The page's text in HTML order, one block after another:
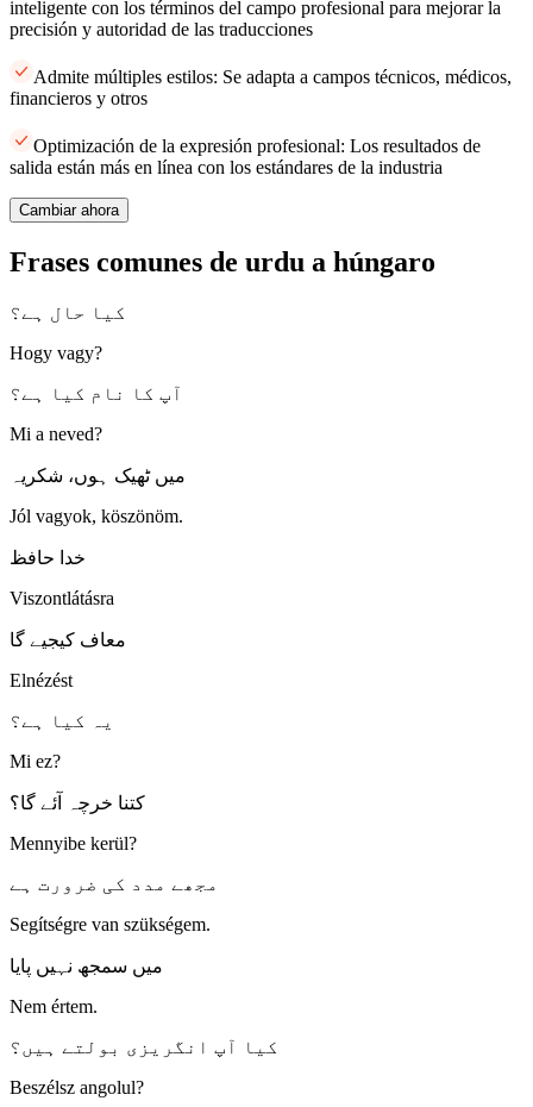
inteligente con los términos del campo profesional para mejorar la
precisión y autoridad de las traducciones
Admite múltiples estilos: Se adapta a campos técnicos, médicos,
financieros y otros
Optimización de la expresión profesional: Los resultados de
salida están más en línea con los estándares de la industria
Cambiar ahora
Frases comunes de urdu a húngaro
کیا حال ہے؟
Hogy vagy?
آپ کا نام کیا ہے؟
Mi a neved?
میں ٹھیک ہوں، شکریہ
Jól vagyok, köszönöm.
خدا حافظ
Viszontlátásra
معاف کیجیے گا
Elnézést
یہ کیا ہے؟
Mi ez?
کتنا خرچہ آئے گا؟
Mennyibe kerül?
مجھے مدد کی ضرورت ہے
Segítségre van szükségem.
میں سمجھ نہیں پایا
Nem értem.
کیا آپ انگریزی بولتے ہیں؟
Beszélsz angolul?